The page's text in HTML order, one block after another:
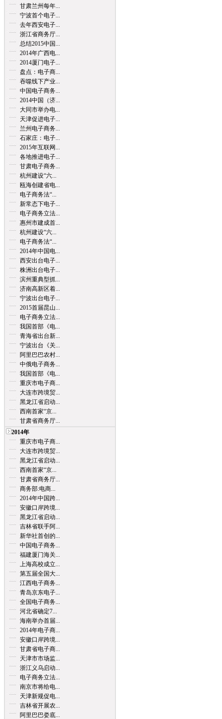
甘肃兰州每年...
宁波首个电子...
去年西安电子...
浙江省商务厅...
总结2015中国...
2014年广西电...
2014厦门电子...
盘点：电子商...
吞噬线下产业...
中国电子商务...
2014中国（济...
大同市举办电...
天津促进电子...
兰州电子商务...
石家庄：电子...
2015年互联网...
各地推进电子...
甘肃电子商务...
杭州建设“六...
瓯海创建省电...
电子商务法“...
新常态下电子...
电子商务立法...
惠州市建成首...
杭州建设“六...
电子商务法“...
2014年中国电...
西安出台电子...
株洲出台电子...
滨州重典型抓...
济南高新区着...
宁波出台电子...
2015首届昆山...
电子商务立法...
我国首部《电...
青海省出台新...
宁波出台《关...
阿里巴巴农村...
中俄电子商务...
我国首部《电...
重庆市电子商...
大连市跨境贸...
黑龙江省启动...
西南首家“京...
甘肃省商务厅...
2014年
重庆市电子商...
大连市跨境贸...
黑龙江省启动...
西南首家“京...
甘肃省商务厅...
商务部:电商...
2014年中国跨...
安徽口岸跨境...
黑龙江省启动...
吉林省联手阿...
新华社首创的...
中国电子商务...
福建厦门海关...
上海高校成立...
第五届全国大...
江西电子商务...
青岛京东电子...
全国电子商务...
河北省确定7...
海南举办首届...
2014年电子商...
安徽口岸跨境...
甘肃省电子商...
天津市市场监...
浙江义乌启动...
电子商务立法...
南京市将给电...
天津新规促电...
吉林省开展农...
阿里巴巴娄底...